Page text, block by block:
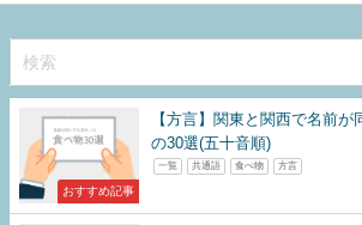
おすすめ記事
【方言】関東と関西で名前
の30選(五十音順)
一覧 共通語 食べ物 方言